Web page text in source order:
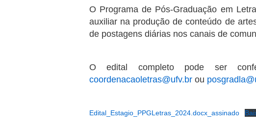
O Programa de Pós-Graduação em
auxiliar na produção de conteúdo de
de postagens diárias nos canais de
O edital completo pode ser
coordenacaoletras@ufv.br ou
Edital_Estagio_PPGLetras_2024.docx_assinado